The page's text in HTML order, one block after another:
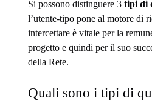
Si possono distinguere 3tipi di
l’utente-tipo pone al motore di
intercettare è vitale per la
progetto e quindi per il suo
della Rete.
Quali sono i tipi di